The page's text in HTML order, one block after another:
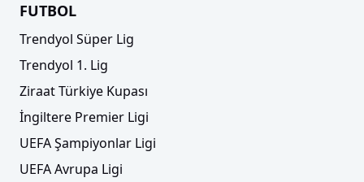
FUTBOL
Trendyol Süper Lig
Trendyol 1. Lig
Ziraat Türkiye Kupası
İngiltere Premier Ligi
UEFA Şampiyonlar Ligi
UEFA Avrupa Ligi